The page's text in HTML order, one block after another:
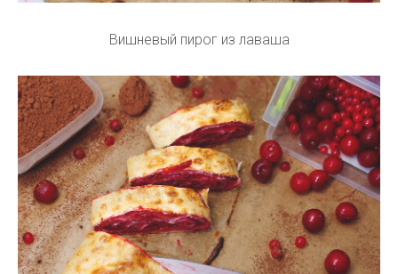
Вишневый пирог из лаваша